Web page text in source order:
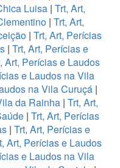
Luisa | Trt, Art,
| Trt, Art,
| Trt, Art, Perícias
| Trt, Art, Perícias e
Art, Perícias e Laudos
e Laudos na Vila
na Vila Curuçá |
da Rainha | Trt, Art,
| Trt, Art, Perícias
| Trt, Art, Perícias e
Art, Perícias e Laudos
e Laudos na Vila